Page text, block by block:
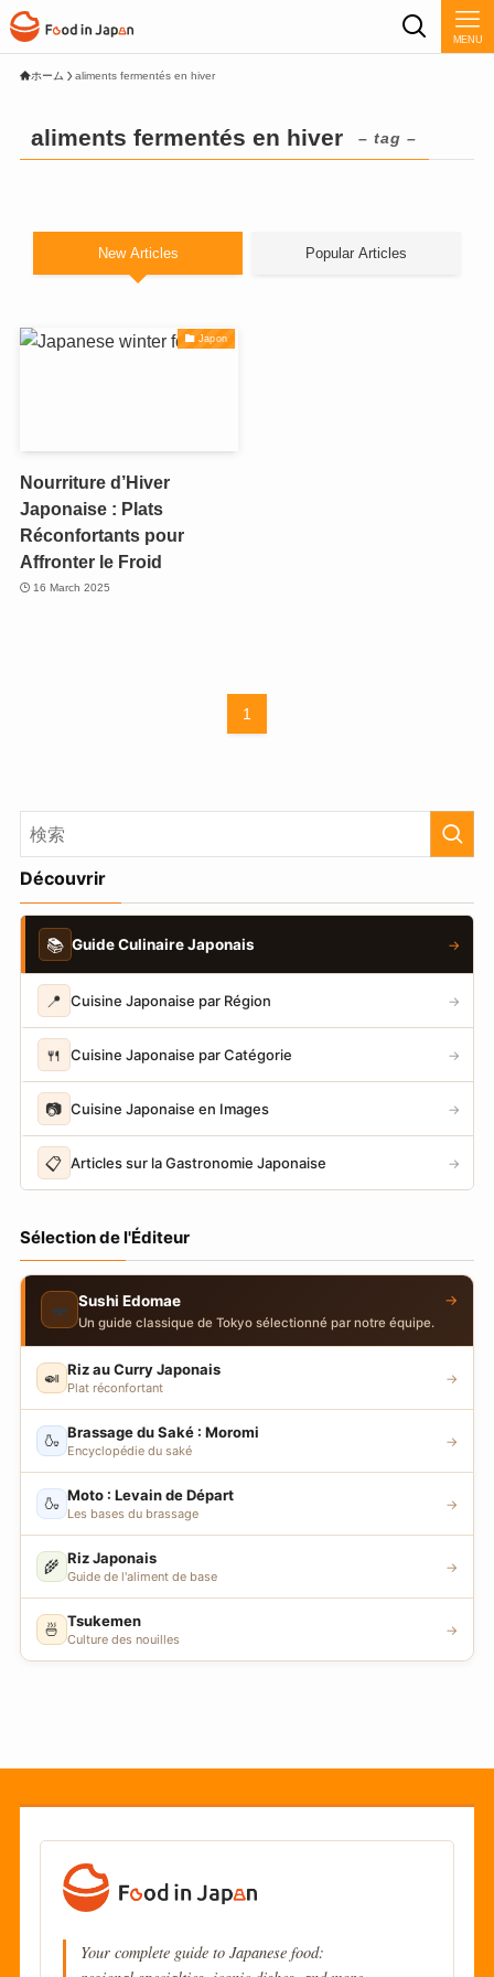
MENU
ホーム aliments fermentés en hiver
aliments fermentés en hiver – tag –
New Articles Popular Articles
Japon
Nourriture d’Hiver
Japonaise : Plats
Réconfortants pour
Affronter le Froid
16 March 2025
1
Découvrir
📚 Guide Culinaire Japonais →
📍 Cuisine Japonaise par Région →
🍴 Cuisine Japonaise par Catégorie →
📷 Cuisine Japonaise en Images →
📋 Articles sur la Gastronomie Japonaise →
Sélection de l'Éditeur
🍣 Sushi Edomae
Un guide classique de Tokyo sélectionné par notre équipe.
→
🍛 Riz au Curry Japonais
Plat réconfortant
→
🍶 Brassage du Saké : Moromi
Encyclopédie du saké
→
🍶 Moto : Levain de Départ
Les bases du brassage
→
🌾 Riz Japonais
Guide de l'aliment de base
→
🍜 Tsukemen
Culture des nouilles
→
Your complete guide to Japanese food: